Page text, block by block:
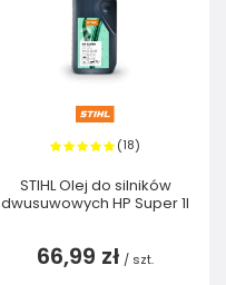
(18)
STIHL Olej do silników
dwusuwowych HP Super 1l
66,99 zł / szt.